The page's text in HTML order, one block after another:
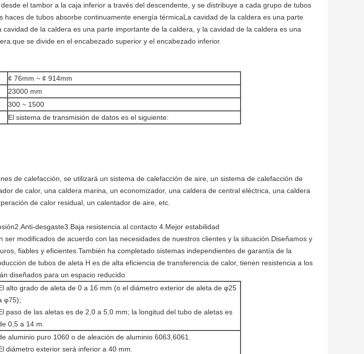
el tambor a la caja inferior a través del descendente, y se distribuye a cada grupo de tubos
haces de tubos absorbe continuamente energía térmicaLa cavidad de la caldera es una parte
cavidad de la caldera es una parte importante de la caldera, y la cavidad de la caldera es una
se divide en el encabezado superior y el encabezado inferior.
¢ 76mm ~ ¢ 914mm
23000 mm
300 ~ 1500
El sistema de transmisión de datos es el siguiente:
de calefacción, se utilizará un sistema de calefacción de aire, un sistema de calefacción de
de calor, una caldera marina, un economizador, una caldera de central eléctrica, una caldera
de calor residual, un calentador de aire, etc.
desgaste3.Baja resistencia al contacto 4.Mejor estabilidad
ser modificados de acuerdo con las necesidades de nuestros clientes y la situación.Diseñamos y
fiables y eficientes.También ha completado sistemas independientes de garantía de la
de tubos de aleta H es de alta eficiencia de transferencia de calor, tienen resistencia a los
diseñados para un espacio reducido.
alto grado de aleta de 0 a 16 mm (o el diámetro exterior de aleta de φ25
φ75);
paso de las aletas es de 2,0 a 5,0 mm; la longitud del tubo de aletas es
0,5 a 14 m.
aluminio puro 1060 o de aleación de aluminio 6063,6061.
diámetro exterior será inferior a 40 mm.